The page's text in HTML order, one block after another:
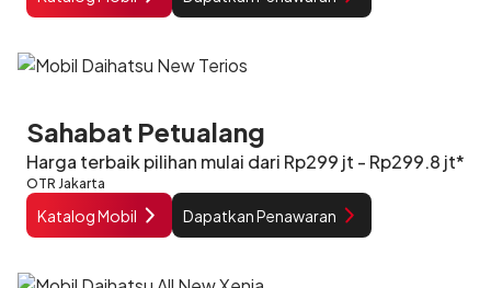
Sahabat Petualang
Harga terbaik pilihan mulai dari Rp299 jt - Rp299.8 jt*
OTR Jakarta
Katalog Mobil Dapatkan Penawaran